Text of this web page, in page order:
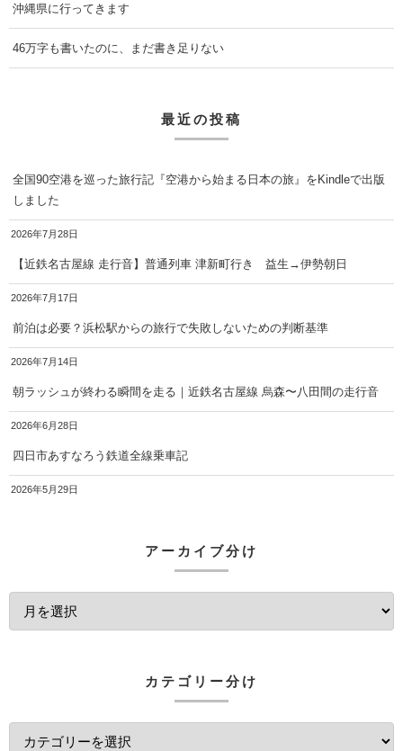
沖縄県に行ってきます
46万字も書いたのに、まだ書き足りない
最近の投稿
全国90空港を巡った旅行記『空港から始まる日本の旅』をKindleで出版
しました
2026年7月28日
【近鉄名古屋線 走行音】普通列車 津新町行き 益生→伊勢朝日
2026年7月17日
前泊は必要？浜松駅からの旅行で失敗しないための判断基準
2026年7月14日
朝ラッシュが終わる瞬間を走る｜近鉄名古屋線 烏森〜八田間の走行音
2026年6月28日
四日市あすなろう鉄道全線乗車記
2026年5月29日
アーカイブ分け
カテゴリー分け